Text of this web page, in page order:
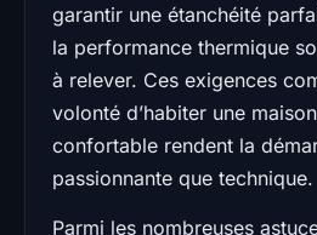
garantir une étanchéité
la performance thermique
à relever. Ces exigences
volonté d’habiter une
confortable rendent la
passionnante que technique.
Parmi les nombreuses